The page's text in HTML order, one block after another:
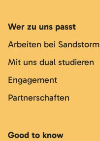
Wer zu uns passt
Arbeiten bei Sandstorm
Mit uns dual studieren
Engagement
Partnerschaften
Good to know